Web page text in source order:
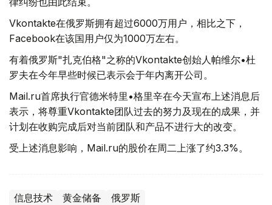
Vkontakte在俄罗斯拥有超过6000万用户，相比之下，
Facebook在该国用户仅为1000万左右。
有着俄罗斯"扎克伯格"之称的Vkontakte创始人帕维尔•杜
罗夫在今年早些时候已表示会于年内离开公司。
Mail.ru首席执行官德米特里•格里辛在今天宣布上述消息后
表示，将尊重Vkontakte团队过去的努力及现在的成果，并
计划在收购完成后对当前团队和产品不进行大的改变。
受上述消息影响，Mail.ru的股价在周二上涨了约3.3%。
信息技术 黄金储备 俄罗斯